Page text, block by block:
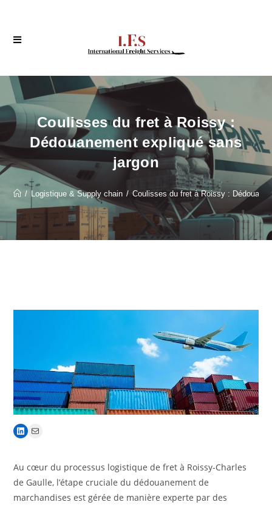
Coulisses du fret à Roissy :
Dédouanement expliqué sans
jargon
/ Logistique & Supply chain / Coulisses du fret à Roissy :
Au cœur du processus logistique de fret à Roissy-Charles
de Gaulle, l’étape cruciale du dédouanement de
marchandises est gérée de manière experte par des